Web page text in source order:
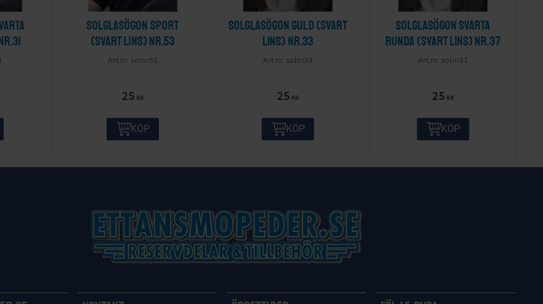
Solglasögon sport
(svart lins) nr.53
solnr53
25 KR
KÖP
Solglasögon guld (svart
lins) nr.33
solnr33
25 KR
KÖP
Solglasögon svarta
runda (svart lins) nr.37
solnr37
25 KR
KÖP